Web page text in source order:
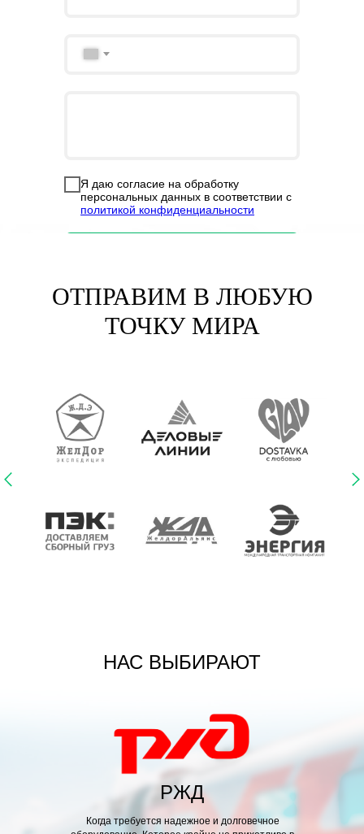
Я даю согласие на обработку
персональных данных в соответствии с
политикой конфиденциальности
ОТПРАВИМ В ЛЮБУЮ
ТОЧКУ МИРА
НАС ВЫБИРАЮТ
процесс внедрения и модернизации системы
массового участия. Идейные соображения высшего
порядка, а также высокотехнологичная концепция
Когда требуется надежное и долговечное
РЖД
БЛАГОДАРСТВЕННОЕ